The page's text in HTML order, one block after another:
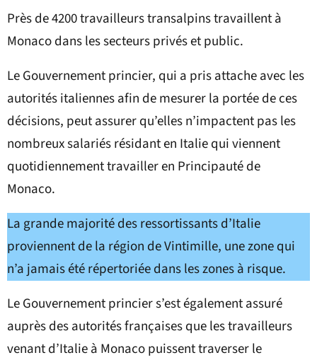
Près de 4200 travailleurs transalpins travaillent à
Monaco dans les secteurs privés et public.
Le Gouvernement princier, qui a pris attache avec les
autorités italiennes afin de mesurer la portée de ces
décisions, peut assurer qu’elles n’impactent pas les
nombreux salariés résidant en Italie qui viennent
quotidiennement travailler en Principauté de
Monaco.
La grande majorité des ressortissants d’Italie
proviennent de la région de Vintimille, une zone qui
n’a jamais été répertoriée dans les zones à risque.
Le Gouvernement princier s’est également assuré
auprès des autorités françaises que les travailleurs
venant d’Italie à Monaco puissent traverser le